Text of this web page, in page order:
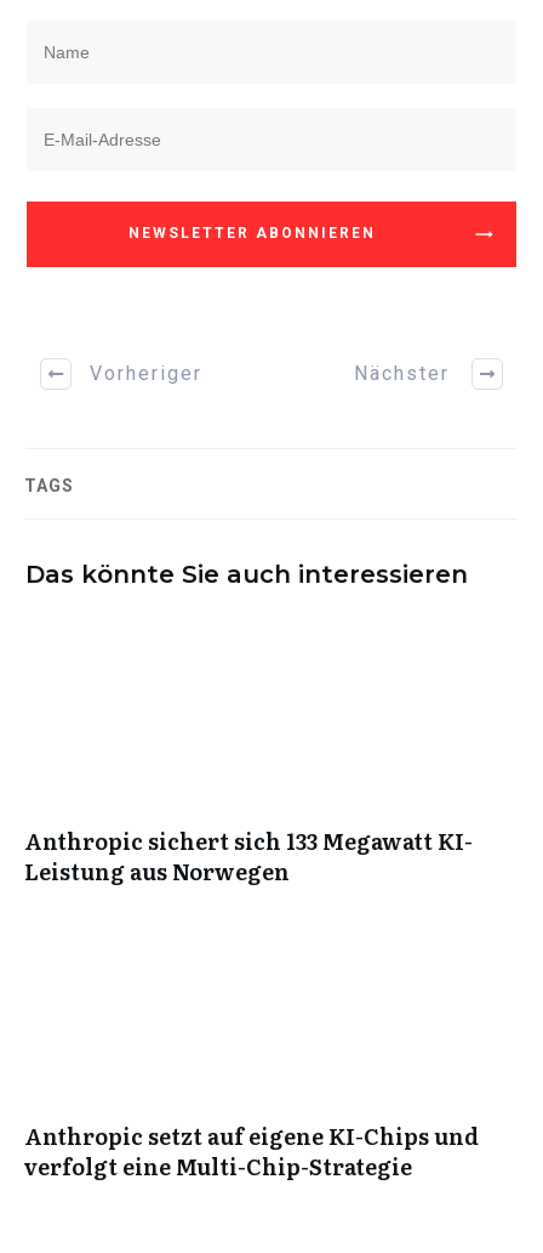
NEWSLETTER ABONNIEREN
Vorheriger Nächster
TAGS
Das könnte Sie auch interessieren
Anthropic sichert sich 133 Megawatt KI-
Leistung aus Norwegen
Anthropic setzt auf eigene KI-Chips und
verfolgt eine Multi-Chip-Strategie